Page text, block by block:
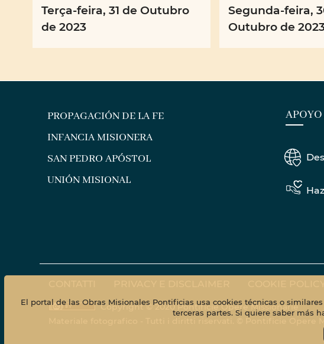
Terça-feira, 31 de Outubro
de 2023
Segunda-feira,
Outubro de
PROPAGACIÓN DE LA FE
INFANCIA MISIONERA
SAN PEDRO APÓSTOL
UNIÓN MISIONAL
Copyright © 2020 Pontificie Opere Missionarie
Materiale fotografico - Tutti i diritti riservati. © Pontificie Opere
El portal de las Obras Misionales Pontificias usa cookies técnicas o
terceras partes. Si quiere saber más